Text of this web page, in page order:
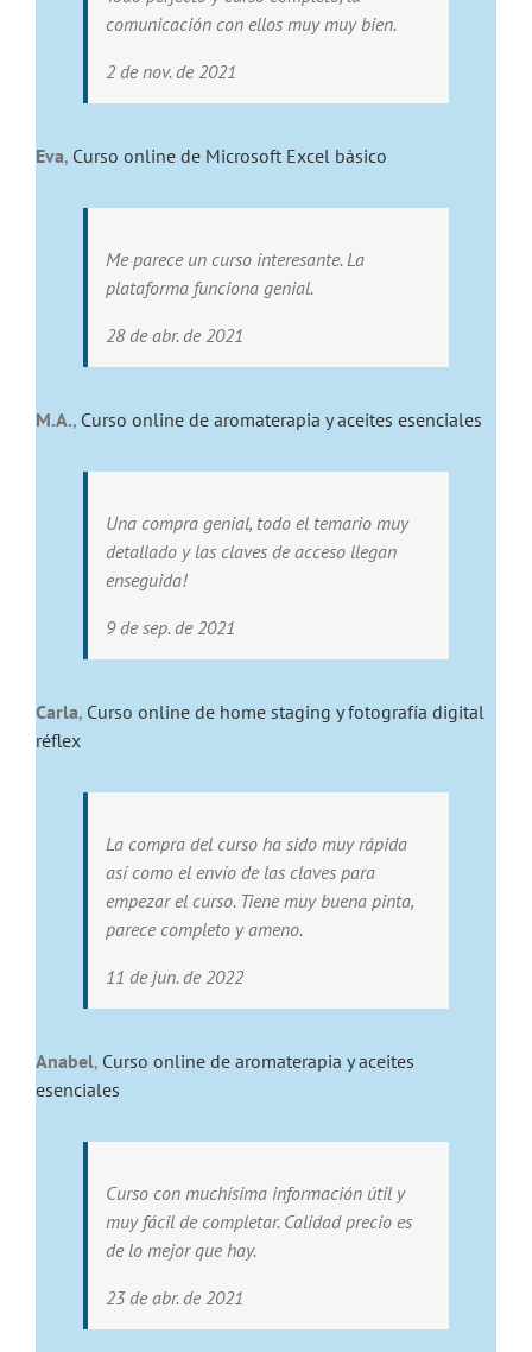
comunicación con ellos muy muy bien.
2 de nov. de 2021
Eva, Curso online de Microsoft Excel básico
Me parece un curso interesante. La
plataforma funciona genial.
28 de abr. de 2021
M.A., Curso online de aromaterapia y aceites esenciales
Una compra genial, todo el temario muy
detallado y las claves de acceso llegan
enseguida!
9 de sep. de 2021
Carla, Curso online de home staging y fotografía digital
réflex
La compra del curso ha sido muy rápida
así como el envío de las claves para
empezar el curso. Tiene muy buena pinta,
parece completo y ameno.
11 de jun. de 2022
Anabel, Curso online de aromaterapia y aceites
esenciales
Curso con muchísima información útil y
muy fácil de completar. Calidad precio es
de lo mejor que hay.
23 de abr. de 2021